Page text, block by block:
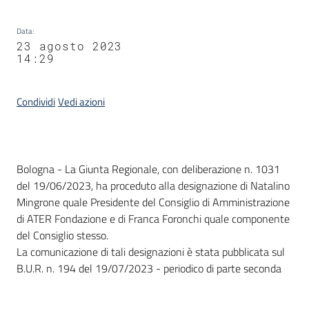
Data:
23 agosto 2023
14:29
CondividiVedi azioni
Contenuto
Bologna - La Giunta Regionale, con deliberazione n. 1031
del 19/06/2023, ha proceduto alla designazione di Natalino
Mingrone quale Presidente del Consiglio di Amministrazione
di ATER Fondazione e di Franca Foronchi quale componente
del Consiglio stesso.
La comunicazione di tali designazioni è stata pubblicata sul
B.U.R. n. 194 del 19/07/2023 - periodico di parte seconda